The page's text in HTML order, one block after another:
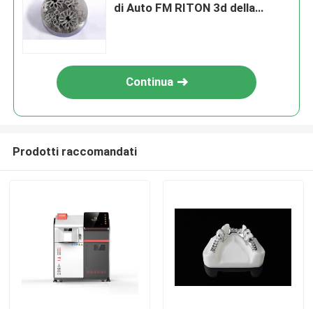
di Auto FM RITON 3d della
Continua
Prodotti raccomandati